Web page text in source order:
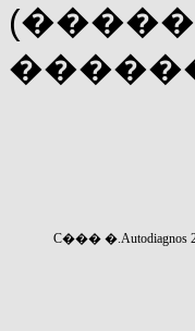
C��� �.Autodiagnos